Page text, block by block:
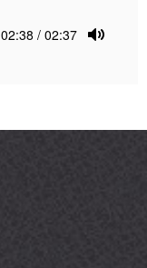
Current
02:38 / 02:37